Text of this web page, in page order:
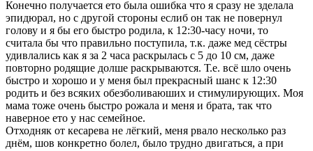
Конечно получается ето была ошибка что я сразу не зделала
эпидюрал, но с другой стороны еслиб он так не повернул
голову и я бы его быстро родила, к 12:30-часу ночи, то
считала бы что правильно поступила, т.к. даже мед сёстры
удивлались как я за 2 часа раскрылась с 5 до 10 см, даже
повторно родящие долше раскрываются. Т.е. всё шло очень
быстро и хорошо и у меня был прекрасный шанс к 12:30
родить и без всяких обезболиваюших и стимулирующих. Моя
мама тоже очень быстро рожала и меня и брата, так что
наверное ето у нас семейное.
Отходняк от кесарева не лёгкий, меня рвало несколько раз
днём, шов конкретно болел, было трудно двигаться, а при